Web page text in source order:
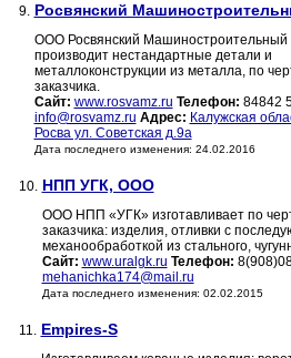
9. Росвянский
ООО Росвянский Машиностроительный
производит нестандартные детали и
металлоконструкции из металла, по
заказчика.
Сайт: www.rosvamz.ru Телефон: 84842
info@rosvamz.ru Адрес: Калужская
Росва ул. Советская д.9а
Дата последнего изменения: 24.02.2016
10. НПП УГК, ООО
ООО НПП «УГК» изготавливает по
заказчика: изделия, отливки с
механообработкой из стального,
Сайт: www.uralgk.ru Телефон:
mehanichka174@mail.ru
Дата последнего изменения: 02.02.2015
11. Empires-S